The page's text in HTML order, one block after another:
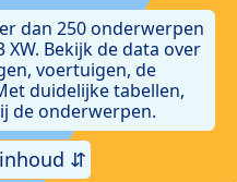
dan 250 onderwerpen
Bekijk de data over
voertuigen, de
duidelijke tabellen,
de onderwerpen.
⇵